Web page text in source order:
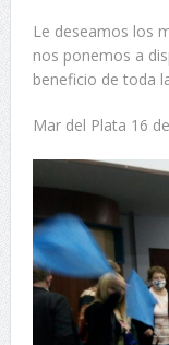
Le deseamos los
nos ponemos a
beneficio de toda
Mar del Plata 16